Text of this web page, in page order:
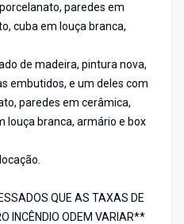
paredes em
cuba em louça branca,
de madeira, pintura nova,
embutidos, e um deles com
paredes em cerâmica,
louça branca, armário e box
QUE AS TAXAS DE
INCÊNDIO ODEM VARIAR**